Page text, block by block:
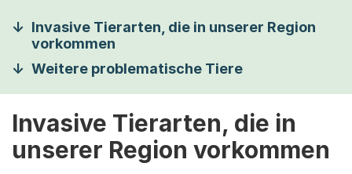
Invasive Tierarten, die in unserer Region
vorkommen
Weitere problematische Tiere
Invasive Tierarten, die in
unserer Region vorkommen